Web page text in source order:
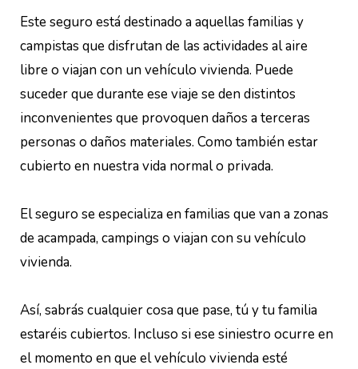
Este seguro está destinado a aquellas familias y
campistas que disfrutan de las actividades al aire
libre o viajan con un vehículo vivienda. Puede
suceder que durante ese viaje se den distintos
inconvenientes que provoquen daños a terceras
personas o daños materiales. Como también estar
cubierto en nuestra vida normal o privada.
El seguro se especializa en familias que van a zonas
de acampada, campings o viajan con su vehículo
vivienda.
Así, sabrás cualquier cosa que pase, tú y tu familia
estaréis cubiertos. Incluso si ese siniestro ocurre en
el momento en que el vehículo vivienda esté